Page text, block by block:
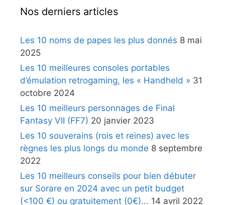
Nos derniers articles
Les 10 noms de papes les plus donnés 8 mai
2025
Les 10 meilleures consoles portables
d’émulation retrogaming, les « Handheld » 31
octobre 2024
Les 10 meilleurs personnages de Final
Fantasy VII (FF7) 20 janvier 2023
Les 10 souverains (rois et reines) avec les
règnes les plus longs du monde 8 septembre
2022
Les 10 meilleurs conseils pour bien débuter
sur Sorare en 2024 avec un petit budget
(<100 €) ou gratuitement (0€)... 14 avril 2022